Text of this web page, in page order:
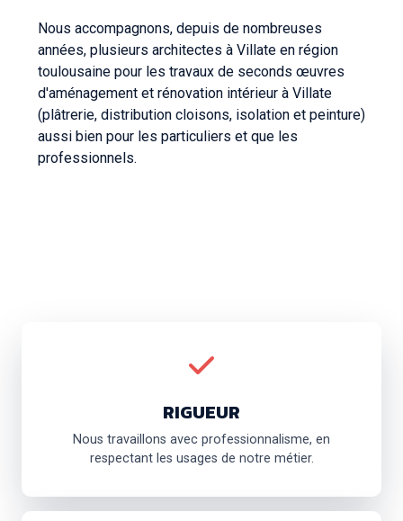
Nous accompagnons, depuis de nombreuses
années, plusieurs architectes à Villate en région
toulousaine pour les travaux de seconds œuvres
d'aménagement et rénovation intérieur à Villate
(plâtrerie, distribution cloisons, isolation et peinture)
aussi bien pour les particuliers et que les
professionnels.
RIGUEUR
Nous travaillons avec professionnalisme, en
respectant les usages de notre métier.